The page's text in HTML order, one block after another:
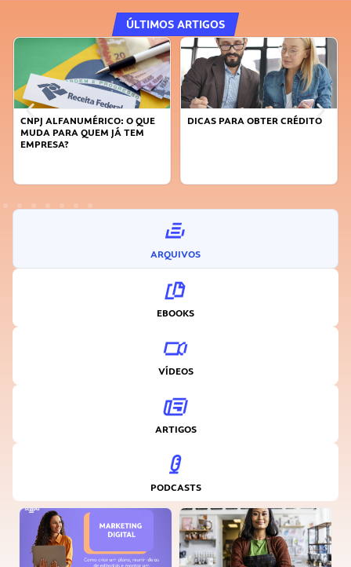
ÚLTIMOS ARTIGOS
CNPJ ALFANUMÉRICO: O QUE
MUDA PARA QUEM JÁ TEM
EMPRESA?
DICAS PARA OBTER CRÉDITO
ARQUIVOS
EBOOKS
VÍDEOS
ARTIGOS
PODCASTS